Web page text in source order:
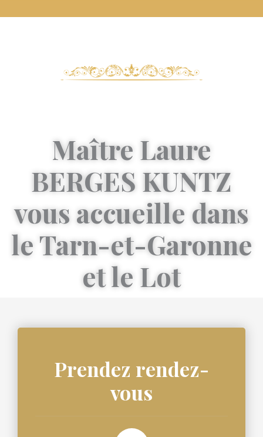
Maître Laure
BERGES KUNTZ
vous accueille dans
le Tarn-et-Garonne
et le Lot
Prendez rendez-
vous